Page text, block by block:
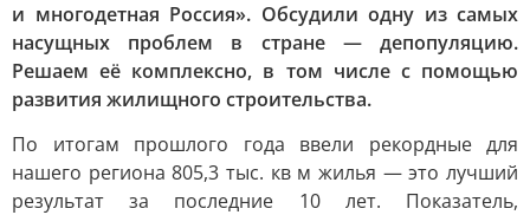
и многодетная Россия». Обсудили одну из самых
насущных проблем в стране — депопуляцию.
Решаем её комплексно, в том числе с помощью
развития жилищного строительства.
По итогам прошлого года ввели рекордные для
нашего региона 805,3 тыс. кв м жилья — это лучший
результат за последние 10 лет. Показатель,